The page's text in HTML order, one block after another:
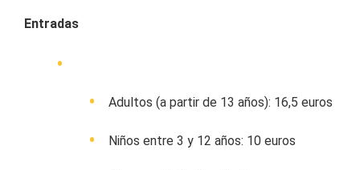
Entradas
Adultos (a partir de 13 años): 16,5 euros
Niños entre 3 y 12 años: 10 euros